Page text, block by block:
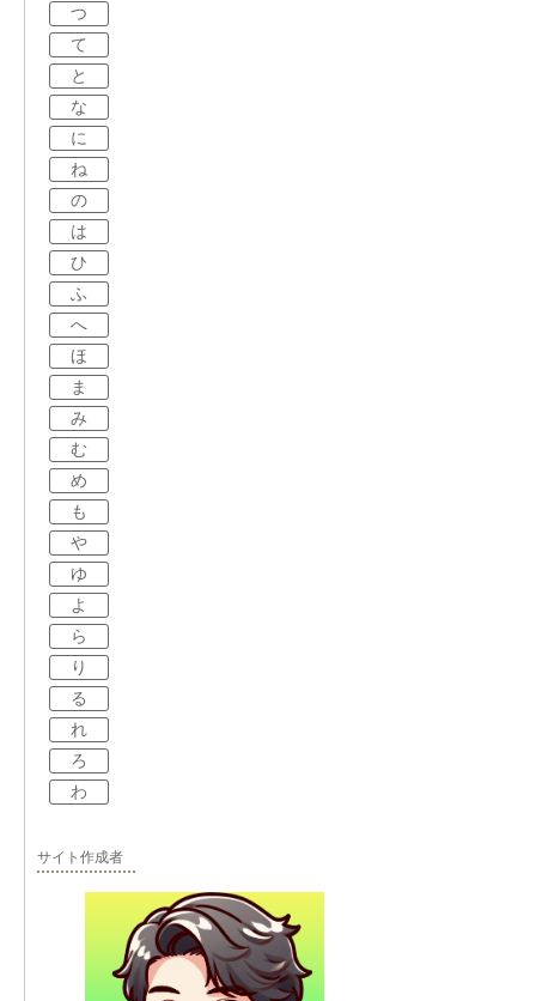
つ
て
と
な
に
ね
の
は
ひ
ふ
へ
ほ
ま
み
む
め
も
や
ゆ
よ
ら
り
る
れ
ろ
わ
サイト作成者